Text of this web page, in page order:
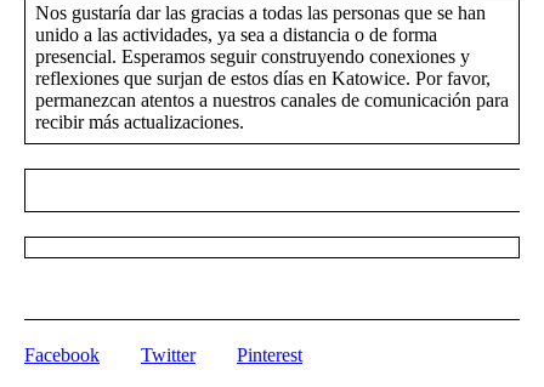
Nos gustaría dar las gracias a todas las personas que se han
unido a las actividades, ya sea a distancia o de forma
presencial. Esperamos seguir construyendo conexiones y
reflexiones que surjan de estos días en Katowice. Por favor,
permanezcan atentos a nuestros canales de comunicación para
recibir más actualizaciones.
Facebook Twitter Pinterest